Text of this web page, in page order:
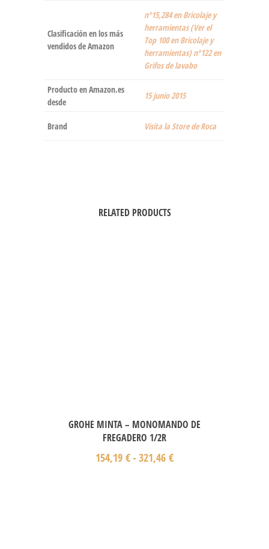
Clasificación en los más
vendidos de Amazon
nº15,284 en Bricolaje y
herramientas (Ver el
Top 100 en Bricolaje y
herramientas) nº122 en
Grifos de lavabo
Producto en Amazon.es
desde
15 junio 2015
Brand Visita la Store de Roca
RELATED PRODUCTS
GROHE MINTA – MONOMANDO DE
FREGADERO 1/2R
154,19 €- 321,46 €